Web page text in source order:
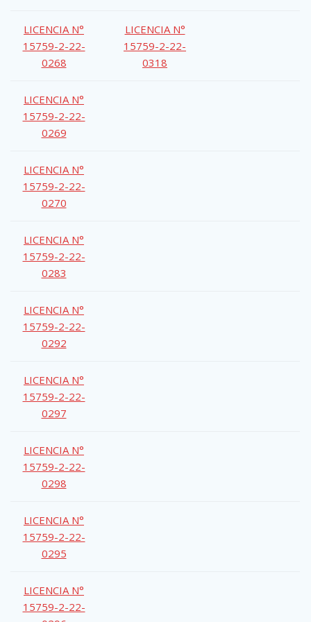
LICENCIA N°
15759-2-22-
0268
LICENCIA N°
15759-2-22-
0318
LICENCIA N°
15759-2-22-
0269
LICENCIA N°
15759-2-22-
0270
LICENCIA N°
15759-2-22-
0283
LICENCIA N°
15759-2-22-
0292
LICENCIA N°
15759-2-22-
0297
LICENCIA N°
15759-2-22-
0298
LICENCIA N°
15759-2-22-
0295
LICENCIA N°
15759-2-22-